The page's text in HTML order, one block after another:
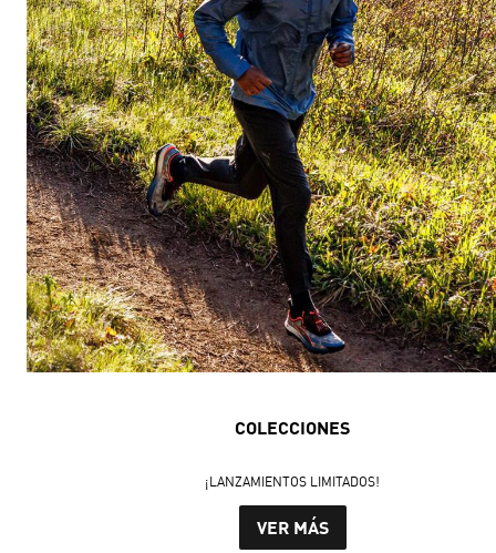
COLECCIONES
¡LANZAMIENTOS LIMITADOS!
VER MÁS